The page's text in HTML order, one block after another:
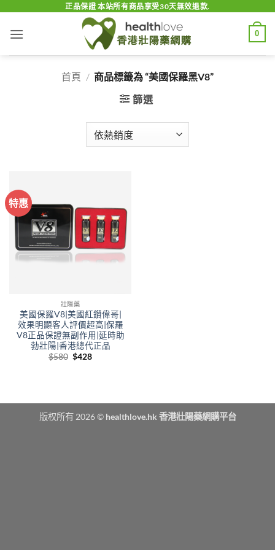
content
正品保證 本站所有商品享受30天無效退款.
0
首頁 / 商品標籤為 “美國保羅黑V8”
篩選
特惠
壯陽藥
美國保羅V8|美國紅鑽偉哥|
效果明顯客人評價超高|保羅
V8正品保證無副作用|延時助
勃壯陽|香港總代正品
$580 Original
$428Current
版权所有 2026 © healthlove.hk 香港壯陽藥網購平台